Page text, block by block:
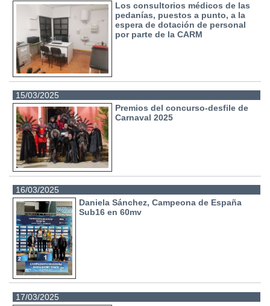
Los consultorios médicos de las
pedanías, puestos a punto, a la
espera de dotación de personal
por parte de la CARM
15/03/2025
Premios del concurso-desfile de
Carnaval 2025
16/03/2025
Daniela Sánchez, Campeona de España
Sub16 en 60mv
17/03/2025